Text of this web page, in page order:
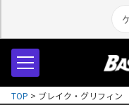
TOP > ブレイク・グリフィン